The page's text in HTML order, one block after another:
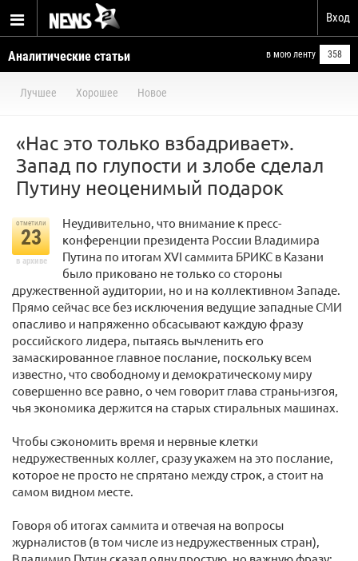
Вход
Аналитические статьи в мою ленту 358
Лучшее Хорошее Новое
«Нас это только взбадривает».
Запад по глупости и злобе сделал
Путину неоценимый подарок
отметили
23
в архиве
Неудивительно, что внимание к пресс-
конференции президента России Владимира
Путина по итогам XVI саммита БРИКС в Казани
было приковано не только со стороны
дружественной аудитории, но и на коллективном Западе.
Прямо сейчас все без исключения ведущие западные СМИ
опасливо и напряженно обсасывают каждую фразу
российского лидера, пытаясь вычленить его
замаскированное главное послание, поскольку всем
известно, что свободному и демократическому миру
совершенно все равно, о чем говорит глава страны-изгоя,
чья экономика держится на старых стиральных машинах.
Чтобы сэкономить время и нервные клетки
недружественных коллег, сразу укажем на это послание,
которое не просто не спрятано между строк, а стоит на
самом видном месте.
Говоря об итогах саммита и отвечая на вопросы
журналистов (в том числе из недружественных стран),